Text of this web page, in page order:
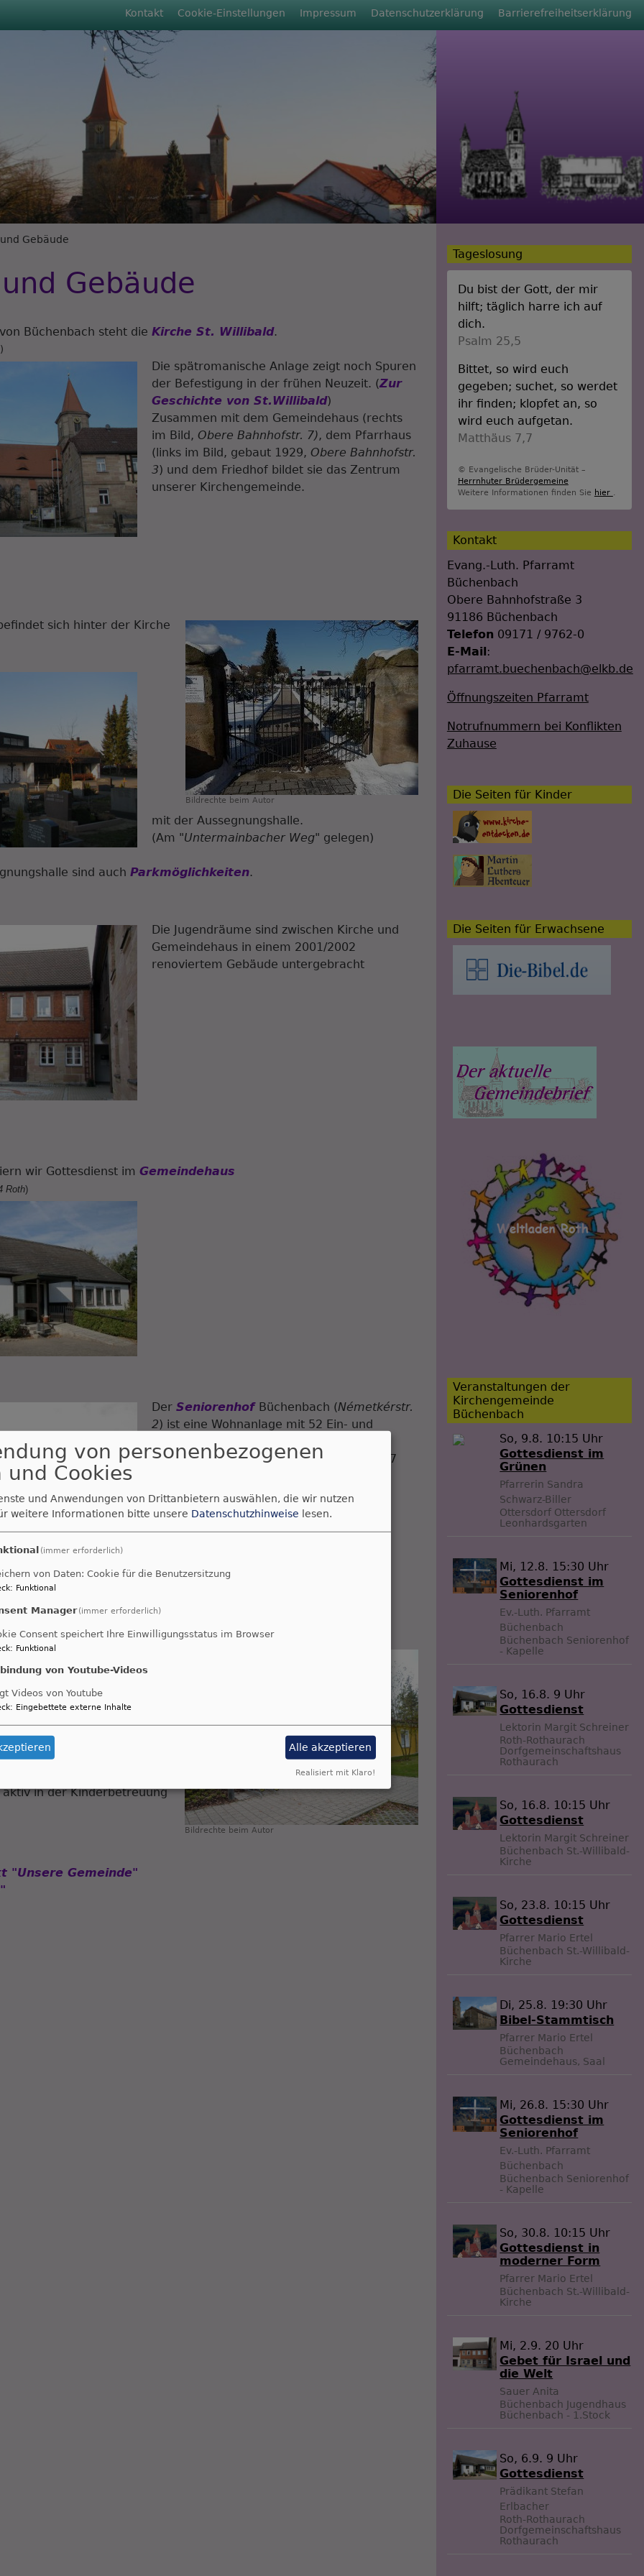
Fußbereichsmenü
Kontakt Cookie-Einstellungen Impressum Datenschutzerklärung Barrierefreiheitserklärung
Gebäude
Gebäude
Büchenbach steht dieKirche St. Willibald.
)
Die spätromanische Anlage zeigt noch Spuren
der Befestigung in der frühen Neuzeit. (Zur
Geschichte von St.Willibald)
Zusammen mit dem Gemeindehaus (rechts
im Bild,Obere Bahnhofstr. 7), dem Pfarrhaus
(links im Bild, gebaut 1929,Obere Bahnhofstr.
3) und dem Friedhof bildet sie das Zentrum
unserer Kirchengemeinde.
Bildrechte beim Autor
sich hinter der Kirche
mit der Aussegnungshalle.
(Am "Untermainbacher Weg" gelegen)
sind auchParkmöglichkeiten.
Die Jugendräume sind zwischen Kirche und
Gemeindehaus in einem 2001/2002
renoviertem Gebäude untergebracht
wir Gottesdienst imGemeindehaus
Roth)
DerSeniorenhof Büchenbach (Németkérstr.
2) ist eine Wohnanlage mit 52 Ein- und
Zweizimmer-Appartements im Service-
Wohnen sowie einem Pflegebereich mit 47
Bildrechte beim Autor
von Büchenbach in
in unmittelbarer
Grund- und Hauptschule
(Dr. Rudolf Faulhaber
Einrichtung sind
die Trägerschaft der
die sich
in der Kinderbetreuung
"Unsere Gemeinde"
Tageslosung
Du bist der Gott, der mir
hilft; täglich harre ich auf
dich.
Psalm 25,5
Bittet, so wird euch
gegeben; suchet, so werdet
ihr finden; klopfet an, so
wird euch aufgetan.
Matthäus 7,7
© Evangelische Brüder-Unität –
Herrnhuter Brüdergemeine
Weitere Informationen finden Sie hier .
Kontakt
Evang.-Luth. Pfarramt
Büchenbach
Obere Bahnhofstraße 3
91186 Büchenbach
Telefon 09171 / 9762-0
E-Mail:
pfarramt.buechenbach@elkb.de
Öffnungszeiten Pfarramt
Notrufnummern bei Konflikten
Zuhause
Die Seiten für Kinder
Die Seiten für Erwachsene
Veranstaltungen der
Kirchengemeinde
Büchenbach
So, 9.8. 10:15 Uhr
Gottesdienst im
Grünen
Pfarrerin Sandra
Schwarz-Biller
Ottersdorf Ottersdorf
Leonhardsgarten
Mi, 12.8. 15:30 Uhr
Gottesdienst im
Seniorenhof
Ev.-Luth. Pfarramt
Büchenbach
Büchenbach Seniorenhof
- Kapelle
So, 16.8. 9 Uhr
Gottesdienst
Lektorin Margit Schreiner
Roth-Rothaurach
Dorfgemeinschaftshaus
Rothaurach
So, 16.8. 10:15 Uhr
Gottesdienst
Lektorin Margit Schreiner
Büchenbach St.-Willibald-
Kirche
So, 23.8. 10:15 Uhr
Gottesdienst
Pfarrer Mario Ertel
Büchenbach St.-Willibald-
Kirche
Di, 25.8. 19:30 Uhr
Bibel-Stammtisch
Pfarrer Mario Ertel
Büchenbach
Gemeindehaus, Saal
Mi, 26.8. 15:30 Uhr
Gottesdienst im
Seniorenhof
Ev.-Luth. Pfarramt
Büchenbach
Büchenbach Seniorenhof
- Kapelle
So, 30.8. 10:15 Uhr
Gottesdienst in
moderner Form
Pfarrer Mario Ertel
Büchenbach St.-Willibald-
Kirche
Mi, 2.9. 20 Uhr
Gebet für Israel und
die Welt
Sauer Anita
Büchenbach Jugendhaus
Büchenbach - 1.Stock
So, 6.9. 9 Uhr
Gottesdienst
Prädikant Stefan
Erlbacher
Roth-Rothaurach
Dorfgemeinschaftshaus
Rothaurach
von personenbezogenen
und Cookies
und Anwendungen von Drittanbietern auswählen, die wir nutzen
weitere Informationen bitte unsere Datenschutzhinweise lesen.
(immer erforderlich)
von Daten: Cookie für die Benutzersitzung
: Funktional
Manager (immer erforderlich)
Consent speichert Ihre Einwilligungsstatus im Browser
: Funktional
von Youtube-Videos
Videos von Youtube
: Eingebettete externe Inhalte
Alle akzeptieren
Realisiert mit Klaro!